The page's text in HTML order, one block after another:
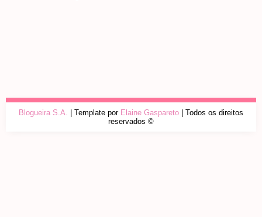
Blogueira S.A. | Template por Elaine Gaspareto | Todos os direitos
reservados ©